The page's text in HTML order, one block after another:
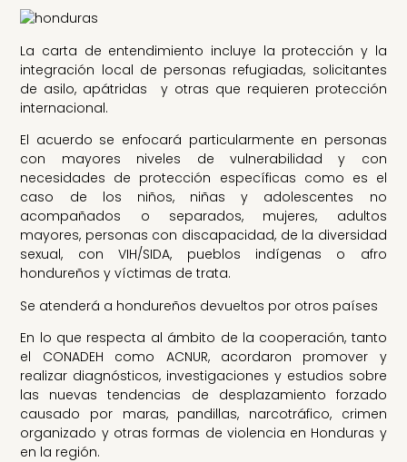
La carta de entendimiento incluye la protección y la
integración local de personas refugiadas, solicitantes
de asilo, apátridas y otras que requieren protección
internacional.
El acuerdo se enfocará particularmente en personas
con mayores niveles de vulnerabilidad y con
necesidades de protección específicas como es el
caso de los niños, niñas y adolescentes no
acompañados o separados, mujeres, adultos
mayores, personas con discapacidad, de la diversidad
sexual, con VIH/SIDA, pueblos indígenas o afro
hondureños y víctimas de trata.
Se atenderá a hondureños devueltos por otros países
En lo que respecta al ámbito de la cooperación, tanto
el CONADEH como ACNUR, acordaron promover y
realizar diagnósticos, investigaciones y estudios sobre
las nuevas tendencias de desplazamiento forzado
causado por maras, pandillas, narcotráfico, crimen
organizado y otras formas de violencia en Honduras y
en la región.